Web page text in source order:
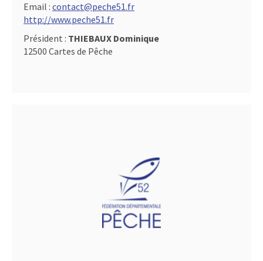
Email : contact@peche51.fr
http://www.peche51.fr
Président : THIEBAUX Dominique
12500 Cartes de Pêche